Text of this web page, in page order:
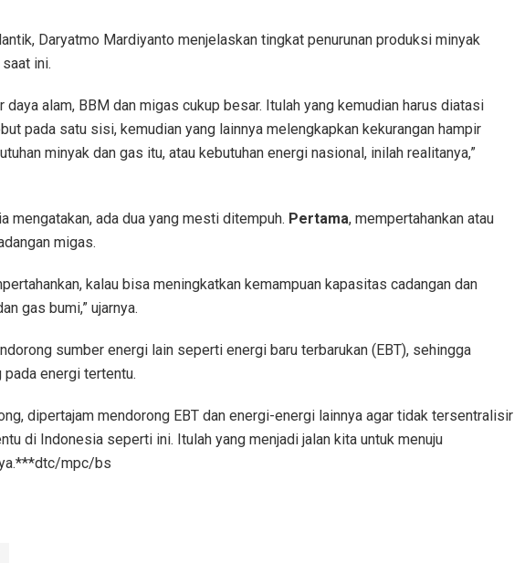
Daryatmo Mardiyanto menjelaskan tingkat penurunan produksi minyak
ini.
daya alam, BBM dan migas cukup besar. Itulah yang kemudian harus diatasi
pada satu sisi, kemudian yang lainnya melengkapkan kekurangan hampir
minyak dan gas itu, atau kebutuhan energi nasional, inilah realitanya,”
mengatakan, ada dua yang mesti ditempuh. Pertama, mempertahankan atau
migas.
kalau bisa meningkatkan kemampuan kapasitas cadangan dan
gas bumi,” ujarnya.
sumber energi lain seperti energi baru terbarukan (EBT), sehingga
energi tertentu.
dipertajam mendorong EBT dan energi-energi lainnya agar tidak tersentralisir
di Indonesia seperti ini. Itulah yang menjadi jalan kita untuk menuju
mpc/bs